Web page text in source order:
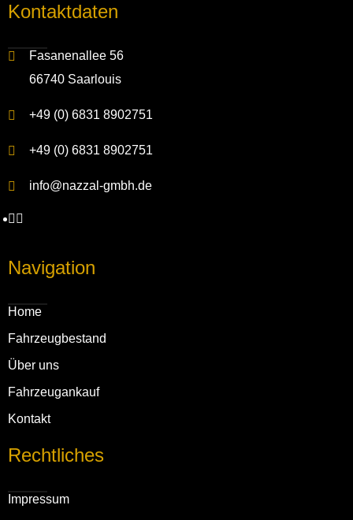
Kontakt­daten
Fasanenallee 56
66740 Saarlouis
+49 (0) 6831 8902751
+49 (0) 6831 8902751
info@nazzal-gmbh.de
Navigation
Home
Fahrzeug­bestand
Über uns
Fahrzeug­ankauf
Kontakt
Rechtliches
Impressum